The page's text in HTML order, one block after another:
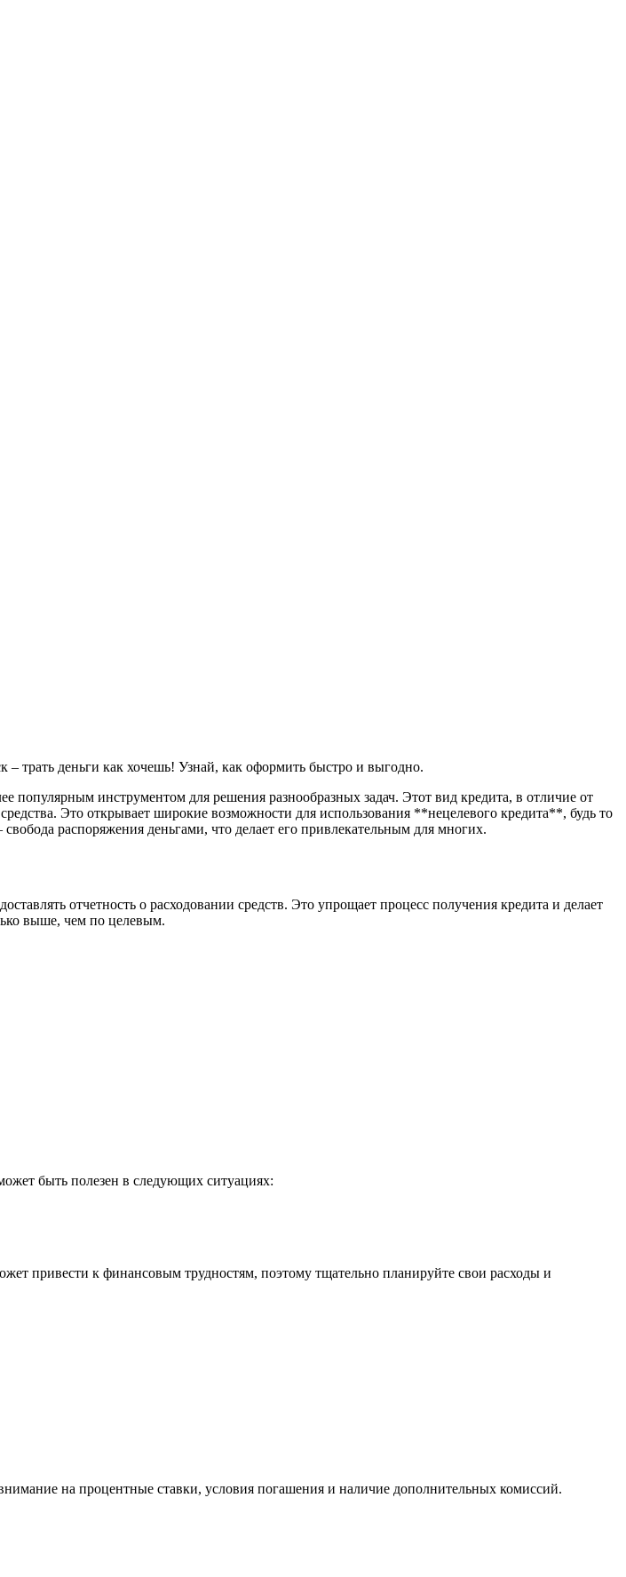
– трать деньги как хочешь! Узнай, как оформить быстро и выгодно.
инструментом для решения разнообразных задач. Этот вид кредита, в отличие от
Это открывает широкие возможности для использования **нецелевого кредита**, будь то
распоряжения деньгами, что делает его привлекательным для многих.
отчетность о расходовании средств. Это упрощает процесс получения кредита и делает
выше, чем по целевым.
быть полезен в следующих ситуациях:
привести к финансовым трудностям, поэтому тщательно планируйте свои расходы и
на процентные ставки, условия погашения и наличие дополнительных комиссий.